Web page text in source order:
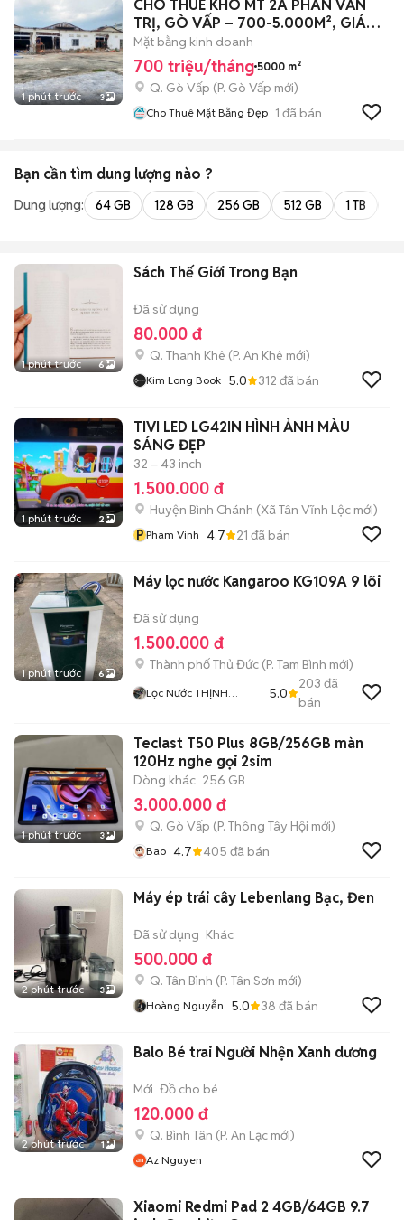
1 phút trước 3
CHO THUÊ KHO MT 2A PHAN VĂN
TRỊ, GÒ VẤP – 700-5.000M², GIÁ
140K/M²
Mặt bằng kinh doanh
700 triệu/tháng 5000 m²
Q. Gò Vấp (P. Gò Vấp mới)
Cho Thuê Mặt Bằng Đẹp 1 đã bán
Bạn cần tìm dung lượng nào ?
Dung lượng: 64 GB 128 GB 256 GB 512 GB 1 TB
1 phút trước 6
Sách Thế Giới Trong Bạn
Đã sử dụng
80.000 đ
Q. Thanh Khê (P. An Khê mới)
Kim Long Book 5.0 312 đã bán
1 phút trước 2
TIVI LED LG42IN HÌNH ẢNH MÀU
SÁNG ĐẸP
32 – 43 inch
1.500.000 đ
Huyện Bình Chánh (Xã Tân Vĩnh Lộc mới)
P Pham Vinh 4.7 21 đã bán
1 phút trước 6
Máy lọc nước Kangaroo KG109A 9 lõi
Đã sử dụng
1.500.000 đ
Thành phố Thủ Đức (P. Tam Bình mới)
Lọc Nước THỊNH
5.0
203 đã
bán
1 phút trước 3
Teclast T50 Plus 8GB/256GB màn
120Hz nghe gọi 2sim
Dòng khác 256 GB
3.000.000 đ
Q. Gò Vấp (P. Thông Tây Hội mới)
Bao 4.7 405 đã bán
2 phút trước 3
Máy ép trái cây Lebenlang Bạc, Đen
Đã sử dụng Khác
500.000 đ
Q. Tân Bình (P. Tân Sơn mới)
Hoàng Nguyễn 5.0 38 đã bán
2 phút trước 1
Balo Bé trai Người Nhện Xanh dương
Mới Đồ cho bé
120.000 đ
Q. Bình Tân (P. An Lạc mới)
Az Nguyen
Xiaomi Redmi Pad 2 4GB/64GB 9.7